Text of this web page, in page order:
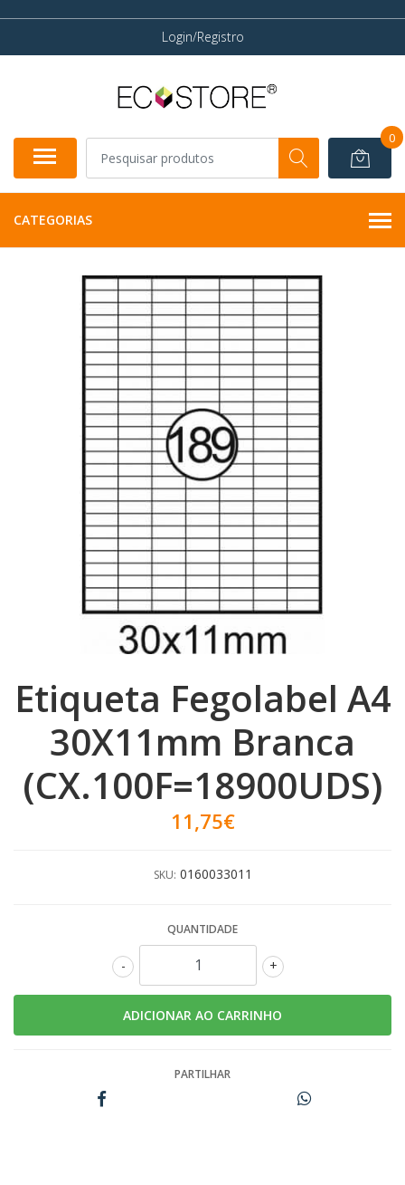
Login/Registro
0
CATEGORIAS
Etiqueta Fegolabel A4
30X11mm Branca
(CX.100F=18900UDS)
11,75€
SKU: 0160033011
QUANTIDADE
+
-
PARTILHAR